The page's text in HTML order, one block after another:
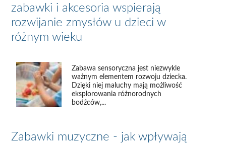
zabawki i akcesoria wspierają
rozwijanie zmysłów u dzieci w
różnym wieku
Zabawa sensoryczna jest niezwykle
ważnym elementem rozwoju dziecka.
Dzięki niej maluchy mają możliwość
eksplorowania różnorodnych
bodźców,...
Zabawki muzyczne - jak wpływają